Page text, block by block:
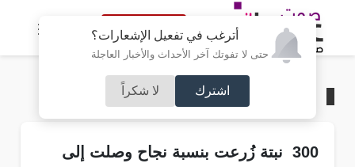
أترغب في تفعيل الإشعارات؟
حتى لا تفوتك آخر الأحداث والأخبار العاجلة
اشترك لا شكراً
النسخة الكاملة
شركات و استثمار
300 نبتة زُرعت بنسبة نجاح وصلت إلى